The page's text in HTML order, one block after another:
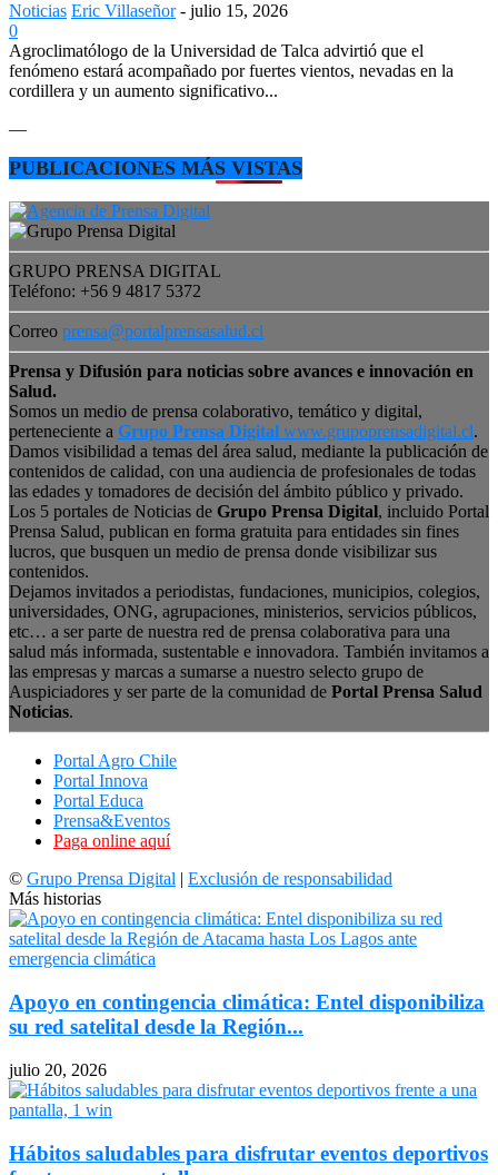
Noticias Eric Villaseñor - julio 15, 2026
0
Agroclimatólogo de la Universidad de Talca advirtió que el
fenómeno estará acompañado por fuertes vientos, nevadas en la
cordillera y un aumento significativo...
—
PUBLICACIONES MÁS VISTAS
GRUPO PRENSA DIGITAL
Teléfono: +56 9 4817 5372
Correo prensa@portalprensasalud.cl
Prensa y Difusión para noticias sobre avances e innovación en
Salud.
Somos un medio de prensa colaborativo, temático y digital,
perteneciente a Grupo Prensa Digital www.grupoprensadigital.cl.
Damos visibilidad a temas del área salud, mediante la publicación de
contenidos de calidad, con una audiencia de profesionales de todas
las edades y tomadores de decisión del ámbito público y privado.
Los 5 portales de Noticias de Grupo Prensa Digital, incluido Portal
Prensa Salud, publican en forma gratuita para entidades sin fines
lucros, que busquen un medio de prensa donde visibilizar sus
contenidos.
Dejamos invitados a periodistas, fundaciones, municipios, colegios,
universidades, ONG, agrupaciones, ministerios, servicios públicos,
etc… a ser parte de nuestra red de prensa colaborativa para una
salud más informada, sustentable e innovadora. También invitamos a
las empresas y marcas a sumarse a nuestro selecto grupo de
Auspiciadores y ser parte de la comunidad de Portal Prensa Salud
Noticias.
Portal Agro Chile
Portal Innova
Portal Educa
Prensa&Eventos
Paga online aquí
© Grupo Prensa Digital | Exclusión de responsabilidad
Más historias
Apoyo en contingencia climática: Entel disponibiliza
su red satelital desde la Región...
julio 20, 2026
Hábitos saludables para disfrutar eventos deportivos